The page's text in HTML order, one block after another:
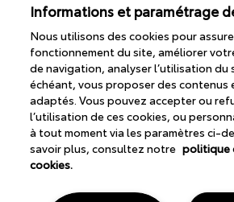
ENVOYER
*C'est à dire: Toyota Belgium, votre distributeur/
nos autres entités (Car Security SA et
Europe, Toyota Financial Services Belgium). En
vous acceptez que Toyota vous contacte via tous
services de Toyota y compris les solutions de
Informations et paramétrage
Nous utilisons des cookies pour
fonctionnement du site, améliorer
de navigation, analyser l’utilisation du
échéant, vous proposer des contenus
adaptés. Vous pouvez accepter ou
l’utilisation de ces cookies, ou
à tout moment via les paramètres ci-
savoir plus, consultez notre politique
cookies.